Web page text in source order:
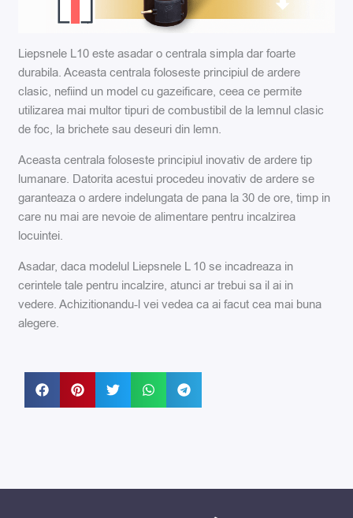
Liepsnele L10 este asadar o centrala simpla dar foarte
durabila. Aceasta centrala foloseste principiul de ardere
clasic, nefiind un model cu gazeificare, ceea ce permite
utilizarea mai multor tipuri de combustibil de la lemnul clasic
de foc, la brichete sau deseuri din lemn.
Aceasta centrala foloseste principiul inovativ de ardere tip
lumanare. Datorita acestui procedeu inovativ de ardere se
garanteaza o ardere indelungata de pana la 30 de ore, timp in
care nu mai are nevoie de alimentare pentru incalzirea
locuintei.
Asadar, daca modelul Liepsnele L 10 se incadreaza in
cerintele tale pentru incalzire, atunci ar trebui sa il ai in
vedere. Achizitionandu-l vei vedea ca ai facut cea mai buna
alegere.